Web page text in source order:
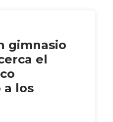
gimnasio
el
a los